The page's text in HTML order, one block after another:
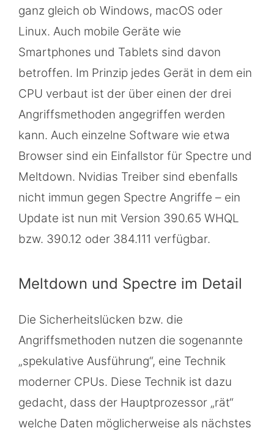
ganz gleich ob Windows, macOS oder
Linux. Auch mobile Geräte wie
Smartphones und Tablets sind davon
betroffen. Im Prinzip jedes Gerät in dem ein
CPU verbaut ist der über einen der drei
Angriffsmethoden angegriffen werden
kann. Auch einzelne Software wie etwa
Browser sind ein Einfallstor für Spectre und
Meltdown. Nvidias Treiber sind ebenfalls
nicht immun gegen Spectre Angriffe – ein
Update ist nun mit Version 390.65 WHQL
bzw. 390.12 oder 384.111 verfügbar.
Meltdown und Spectre im Detail
Die Sicherheitslücken bzw. die
Angriffsmethoden nutzen die sogenannte
„spekulative Ausführung“, eine Technik
moderner CPUs. Diese Technik ist dazu
gedacht, dass der Hauptprozessor „rät“
welche Daten möglicherweise als nächstes